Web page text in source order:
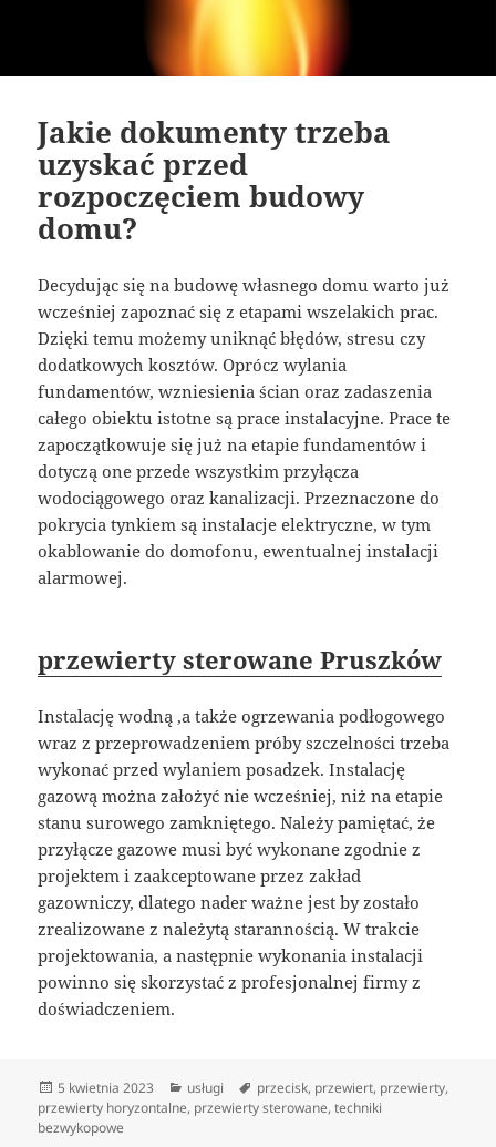
Jakie dokumenty trzeba
uzyskać przed
rozpoczęciem budowy
domu?
Decydując się na budowę własnego domu warto już
wcześniej zapoznać się z etapami wszelakich prac.
Dzięki temu możemy uniknąć błędów, stresu czy
dodatkowych kosztów. Oprócz wylania
fundamentów, wzniesienia ścian oraz zadaszenia
całego obiektu istotne są prace instalacyjne. Prace te
zapoczątkowuje się już na etapie fundamentów i
dotyczą one przede wszystkim przyłącza
wodociągowego oraz kanalizacji. Przeznaczone do
pokrycia tynkiem są instalacje elektryczne, w tym
okablowanie do domofonu, ewentualnej instalacji
alarmowej.
przewierty sterowane Pruszków
Instalację wodną ,a także ogrzewania podłogowego
wraz z przeprowadzeniem próby szczelności trzeba
wykonać przed wylaniem posadzek. Instalację
gazową można założyć nie wcześniej, niż na etapie
stanu surowego zamkniętego. Należy pamiętać, że
przyłącze gazowe musi być wykonane zgodnie z
projektem i zaakceptowane przez zakład
gazowniczy, dlatego nader ważne jest by zostało
zrealizowane z należytą starannością. W trakcie
projektowania, a następnie wykonania instalacji
powinno się skorzystać z profesjonalnej firmy z
doświadczeniem.
Data
publikacji
5 kwietnia 2023 Kategorie
usługi Tagi
przecisk, przewiert, przewierty,
przewierty horyzontalne, przewierty sterowane,techniki
bezwykopowe